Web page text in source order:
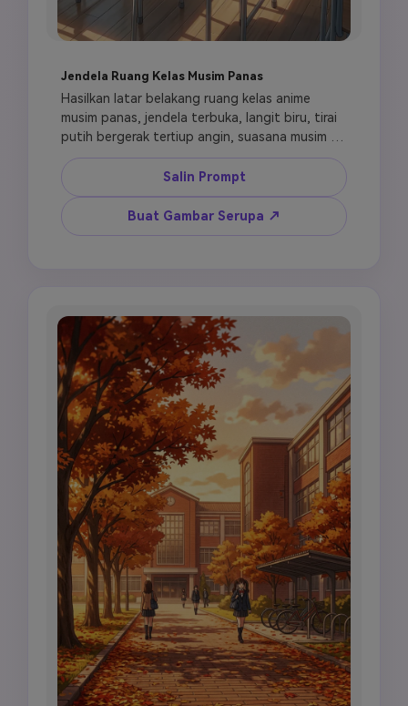
Jendela Ruang Kelas Musim Panas
Hasilkan latar belakang ruang kelas anime
musim panas, jendela terbuka, langit biru, tirai
putih bergerak tertiup angin, suasana musim
jangkrik, sinar matahari di atas meja, atmosfer
siang yang tenang, gaya kehidupan sekolah
Jepang yang nostalgis, komposisi bersih, latar
belakang anime terperinci, tanpa orang.
Salin Prompt
Buat Gambar Serupa ↗